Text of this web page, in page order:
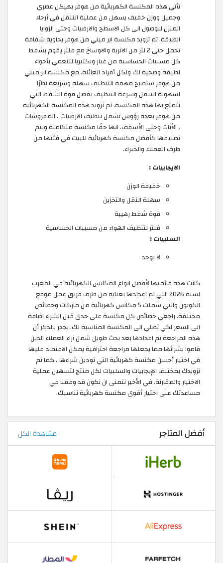
تأتي هذه المكنسة الكهربائية من هوفر بهيكل عصري
وجميل ووزن خفيف يسهل من عملية التنقل في أرجاء
المنزل للوصول الى كل الاسطح والارضيات وحتى الزوايا
الضيقة. تم تزويد مكنسة اير ميني من هوفر بحاوية شفافة
تحمل حتى 2 لتر من الاتربة والاوساخ مع فلتر يقوم بشفط
كل مسببات الحساسية من غبار وبكتيريا لتنعمي بأجواء
لطيفة وصحية لك ولكل أفراد العائلة. مع مكنسة اير ميني
من هوفر ستصبح مهمة التنظيف سهلة وسريعة نظرًا
لسهولة التنقل وسرعة التنظيف بفضل قوة الشفط التي
تتمتع بها هذه المكنسة. تم تزويد هذه المكنسة الكهربائية
من هوفر بعدة رؤوس تشمل تنظيف الارضيات ، المفروشات
، الأثاث وحتى الأسقف. انها حقًا مكنسة متكاملة ويتم
تصنيفها كأفضل مكنسة كهربائية للبيت في فئتها من
طرف العملاء والخبراء.
الايجابيات :
خفيفة الوزن
سهلة النقل والتخزين
قوة شفط رهيبة
فلتر لتنظيف الهواء من مسببات الحساسية
السلبيات :
لا يوجد
كانت هذه قائمتها لأفضل انواع المكانس الكهربائية في المغرب
لسنة 2026 التي تم اعدادها بعناية من طرف فريق عمل موقع
الكوبون والتي شملت 5 مكانس كهربائية من ماركات وخصائص
مختلفة. راجعي خصائص كل مكنسة على حدى قبل الشراء اضافة
الى السعر لكي تصلي الى المكنسة المناسبة لك. يجدر بالذكر أن
هذه المراجعة تم اعدادها بعد بحث طويل شمل آراء العملاء الذين
قاموا بشرائها مما يجعلها مراجعة احترافية يمكن الاعتماد عليها
في اختيار أحسن مكنسة كهربائية التي تودين شراءها ، كما تم
تزويدك بمختلف الإيجابيات والسلبيات لكل منتج لتسهيل عملية
الاختيار والمقارنة. في الأخير نتمنى ان نكون قد وفقنا في
مساعدتك على اختيار أقوى مكنسة كهربائية تناسبك.
أفضل المتاجر مشاهدة الكل